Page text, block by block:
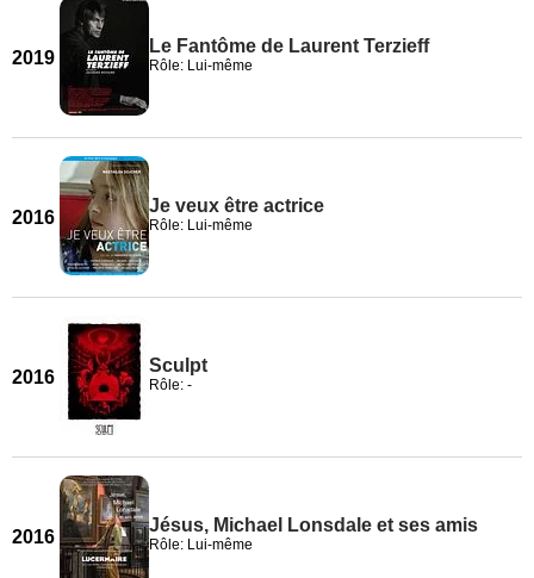
2019
Le Fantôme de Laurent Terzieff
Rôle: Lui-même
2016
Je veux être actrice
Rôle: Lui-même
2016
Sculpt
Rôle: -
2016
Jésus, Michael Lonsdale et ses amis
Rôle: Lui-même